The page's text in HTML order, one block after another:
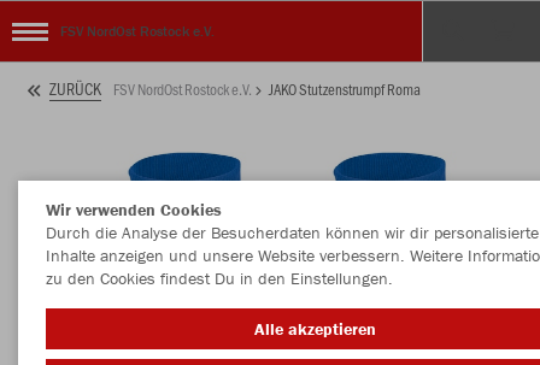
FSV NordOst Rostock e.V.
ZURÜCK FSV NordOst Rostock e.V. JAKO Stutzenstrumpf Roma
Wir verwenden Cookies
Durch die Analyse der Besucherdaten können wir dir personalisierte
Inhalte anzeigen und unsere Website verbessern. Weitere
zu den Cookies findest Du in den Einstellungen.
Alle akzeptieren